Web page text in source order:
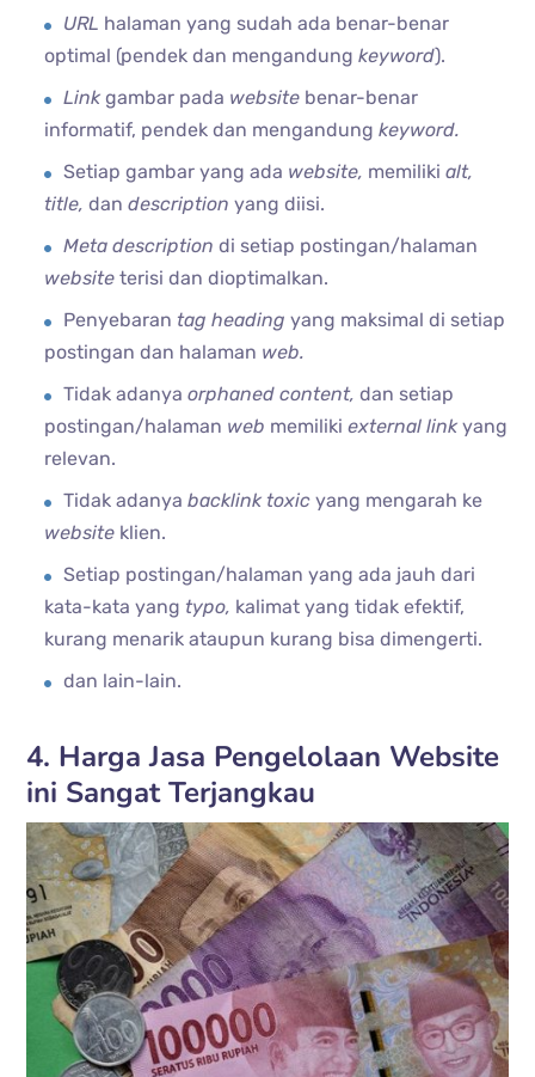
URL halaman yang sudah ada benar-benar
optimal (pendek dan mengandungkeyword).
Linkgambar pada website benar-benar
informatif, pendek dan mengandungkeyword.
Setiap gambar yang ada website, memilikialt,
title,dandescriptionyang diisi.
Meta descriptiondi setiap postingan/halaman
websiteterisi dan dioptimalkan.
Penyebaran tag heading yang maksimal di setiap
postingan dan halaman web.
Tidak adanyaorphaned content,dan setiap
postingan/halaman web memilikiexternal linkyang
relevan.
Tidak adanyabacklink toxicyang mengarah ke
website klien.
Setiap postingan/halaman yang ada jauh dari
kata-kata yang typo, kalimat yang tidak efektif,
kurang menarik ataupun kurang bisa dimengerti.
dan lain-lain.
4. Harga Jasa Pengelolaan Website
ini Sangat Terjangkau